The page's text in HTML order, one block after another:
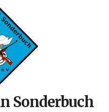
Sonderbuch